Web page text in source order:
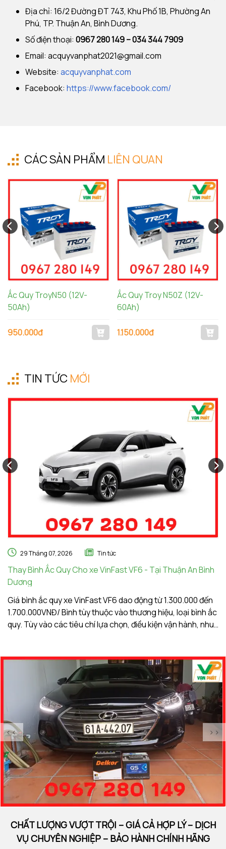
Địa chỉ: 16/2 Đường ĐT 743, Khu Phố 1B, Phường An
Phú, TP. Thuận An, Bình Dương.
Số điện thoại: 0967 280 149 – 034 344 7909
Email: acquyvanphat2021@gmail.com
Website: acquyvanphat.com
Facebook: https://www.facebook.com/
CÁC SẢN PHẨM LIÊN QUAN
Ắc Quy TroyN50 (12V-
50Ah)
950.000đ
Ắc Quy Troy N50Z (12V-
60Ah)
1.150.000đ
TIN TỨC MỚI
29 Tháng 07, 2026 Tin tức
Thay Bình Ắc Quy Cho xe VinFast VF6 - Tại Thuận An Bình
Dương
Giá bình ắc quy xe VinFast VF6 dao động từ 1.300.000 đến
1.700.000VNĐ/ Bình tùy thuộc vào thương hiệu, loại bình ắc
quy. Tùy vào các tiêu chí lựa chọn, điều kiện vận hành, nhu
<< >>
CHẤT LƯỢNG VƯỢT TRỘI – GIÁ CẢ HỢP LÝ – DỊCH
VỤ CHUYÊN NGHIỆP – BẢO HÀNH CHÍNH HÃNG